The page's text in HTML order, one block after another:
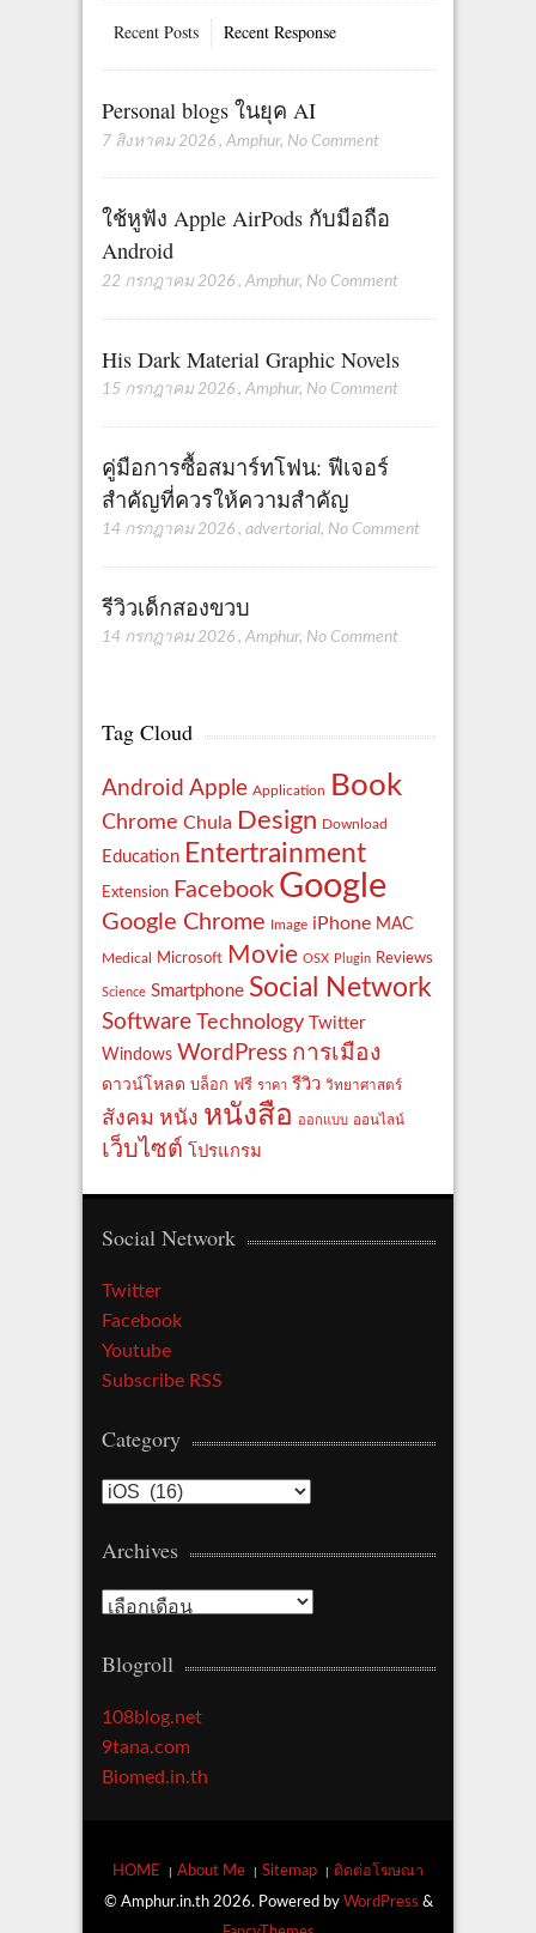
Recent Posts Recent Response
Personal blogs ในยุค AI
7 สิงหาคม 2026 , Amphur, No Comment
ใช้หูฟัง Apple AirPods กับมือถือ
Android
22 กรกฎาคม 2026 , Amphur, No Comment
His Dark Material Graphic Novels
15 กรกฎาคม 2026 , Amphur, No Comment
คู่มือการซื้อสมาร์ทโฟน: ฟีเจอร์
สำคัญที่ควรให้ความสำคัญ
14 กรกฎาคม 2026 , advertorial, No Comment
รีวิวเด็กสองขวบ
14 กรกฎาคม 2026 , Amphur, No Comment
Tag Cloud
Android Apple Application Book
Chrome Chula Design Download
Education Entertrainment
Extension Facebook Google
Google Chrome Image iPhone MAC
Medical Microsoft Movie OSX Plugin Reviews
Science Smartphone Social Network
Software Technology
Twitter
Windows WordPress การเมือง
ดาวน์โหลด บล็อก ฟรี ราคา รีวิว วิทยาศาสตร์
สังคม หนัง หนังสือ ออกแบบ ออนไลน์
เว็บไซต์ โปรแกรม
Social Network
Twitter
Facebook
Youtube
Subscribe RSS
Category
Category
Archives
Archives
Blogroll
108blog.net
9tana.com
Biomed.in.th
HOME About Me Sitemap ติดต่อโฆษณา
© Amphur.in.th 2026. Powered by WordPress &